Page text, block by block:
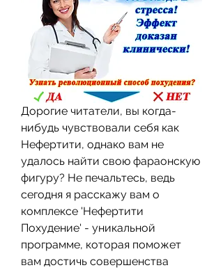
Дорогие читатели, вы когда-
нибудь чувствовали себя как
Нефертити, однако вам не
удалось найти свою фараонскую
фигуру? Не печальтесь, ведь
сегодня я расскажу вам о
комплексе 'Нефертити
Похудение' - уникальной
программе, которая поможет
вам достичь совершенства